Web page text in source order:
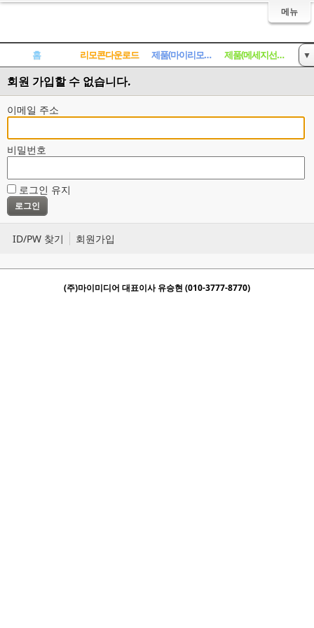
메뉴
홈 리모콘다운로드 제품(마이리모콘) 제품(메세지선풍기) ▼
회원 가입할 수 없습니다.
이메일 주소
비밀번호
로그인 유지
ID/PW 찾기 회원가입
(주)마이미디어 대표이사 유승현 (010-3777-8770)